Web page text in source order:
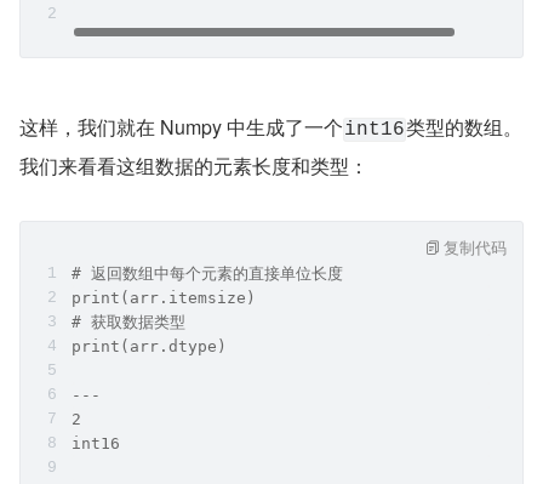
这样，我们就在 Numpy 中生成了一个int16类型的数组。
我们来看看这组数据的元素长度和类型：
# 返回数组中每个元素的直接单位长度
print(arr.itemsize)
# 获取数据类型
print(arr.dtype)
---
2
int16
复制代码